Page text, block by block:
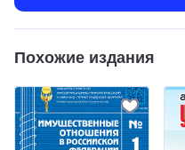
Похожие издания